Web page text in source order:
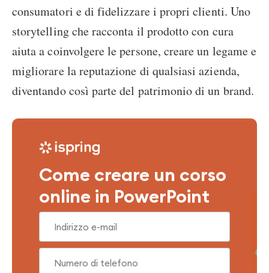
consumatori e di fidelizzare i propri clienti. Uno
storytelling che racconta il prodotto con cura
aiuta a coinvolgere le persone, creare un legame e
migliorare la reputazione di qualsiasi azienda,
diventando così parte del patrimonio di un brand.
Come creare un corso
online in PowerPoint